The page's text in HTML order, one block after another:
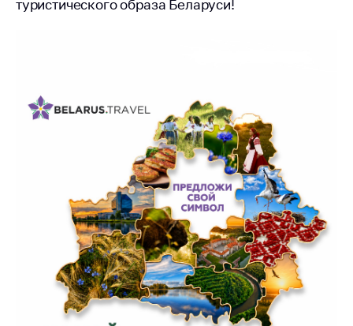
Награждения
Общественная
жизнь
Идеологическая
Официальные
геральдические
символы
5 лет МАРТ
Деятельность
Ценовая политика
туристического образа Беларуси!